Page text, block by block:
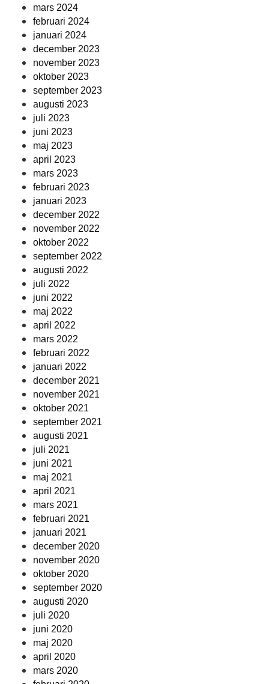
mars 2024
februari 2024
januari 2024
december 2023
november 2023
oktober 2023
september 2023
augusti 2023
juli 2023
juni 2023
maj 2023
april 2023
mars 2023
februari 2023
januari 2023
december 2022
november 2022
oktober 2022
september 2022
augusti 2022
juli 2022
juni 2022
maj 2022
april 2022
mars 2022
februari 2022
januari 2022
december 2021
november 2021
oktober 2021
september 2021
augusti 2021
juli 2021
juni 2021
maj 2021
april 2021
mars 2021
februari 2021
januari 2021
december 2020
november 2020
oktober 2020
september 2020
augusti 2020
juli 2020
juni 2020
maj 2020
april 2020
mars 2020